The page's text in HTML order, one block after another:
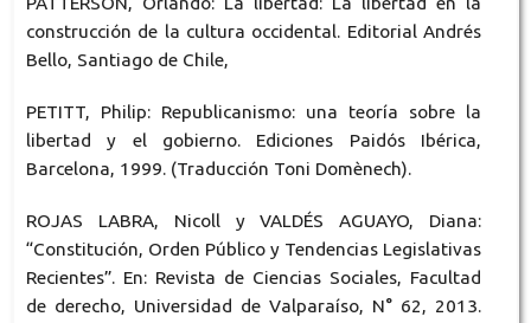
construcción de la cultura occidental. Editorial Andrés
Bello, Santiago de Chile,
PETITT, Philip: Republicanismo: una teoría sobre la
libertad y el gobierno. Ediciones Paidós Ibérica,
Barcelona, 1999. (Traducción Toni Domènech).
ROJAS LABRA, Nicoll y VALDÉS AGUAYO, Diana:
“Constitución, Orden Público y Tendencias Legislativas
Recientes”. En: Revista de Ciencias Sociales, Facultad
de derecho, Universidad de Valparaíso, N° 62, 2013.